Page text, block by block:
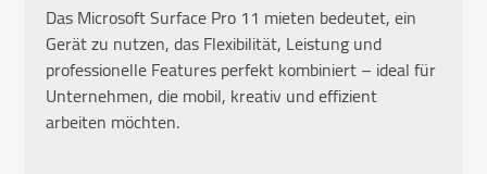
Das Microsoft Surface Pro 11 mieten bedeutet, ein
Gerät zu nutzen, das Flexibilität, Leistung und
professionelle Features perfekt kombiniert – ideal für
Unternehmen, die mobil, kreativ und effizient
arbeiten möchten.